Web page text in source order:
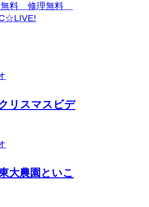
無料 修理無料
リスマスビデ
大農園といこ